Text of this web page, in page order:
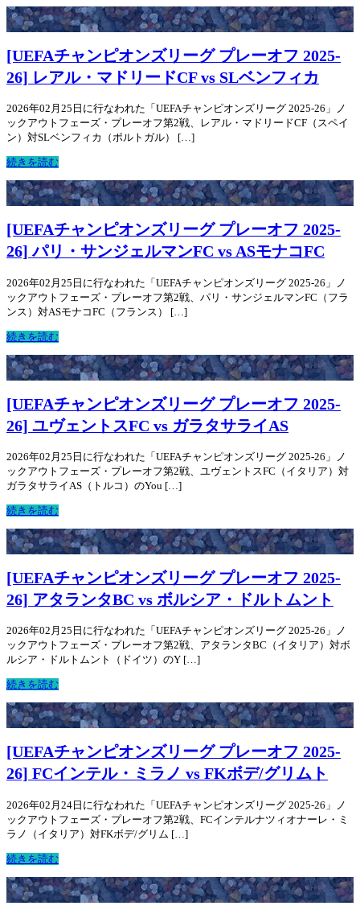
[UEFAチャンピオンズリーグ プレーオフ 2025-
26] レアル・マドリードCF vs SLベンフィカ
2026年02月25日に行なわれた「UEFAチャンピオンズリーグ 2025-26」ノ
ックアウトフェーズ・プレーオフ第2戦、レアル・マドリードCF（スペイ
ン）対SLベンフィカ（ポルトガル） […]
続きを読む
[UEFAチャンピオンズリーグ プレーオフ 2025-
26] パリ・サンジェルマンFC vs ASモナコFC
2026年02月25日に行なわれた「UEFAチャンピオンズリーグ 2025-26」ノ
ックアウトフェーズ・プレーオフ第2戦、パリ・サンジェルマンFC（フラ
ンス）対ASモナコFC（フランス） […]
続きを読む
[UEFAチャンピオンズリーグ プレーオフ 2025-
26] ユヴェントスFC vs ガラタサライAS
2026年02月25日に行なわれた「UEFAチャンピオンズリーグ 2025-26」ノ
ックアウトフェーズ・プレーオフ第2戦、ユヴェントスFC（イタリア）対
ガラタサライAS（トルコ）のYou […]
続きを読む
[UEFAチャンピオンズリーグ プレーオフ 2025-
26] アタランタBC vs ボルシア・ドルトムント
2026年02月25日に行なわれた「UEFAチャンピオンズリーグ 2025-26」ノ
ックアウトフェーズ・プレーオフ第2戦、アタランタBC（イタリア）対ボ
ルシア・ドルトムント（ドイツ）のY […]
続きを読む
[UEFAチャンピオンズリーグ プレーオフ 2025-
26] FCインテル・ミラノ vs FKボデ/グリムト
2026年02月24日に行なわれた「UEFAチャンピオンズリーグ 2025-26」ノ
ックアウトフェーズ・プレーオフ第2戦、FCインテルナツィオナーレ・ミ
ラノ（イタリア）対FKボデ/グリム […]
続きを読む